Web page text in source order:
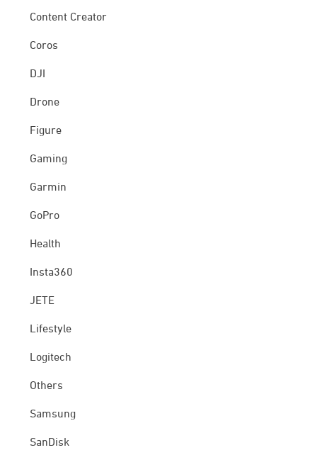
Content Creator
Coros
DJI
Drone
Figure
Gaming
Garmin
GoPro
Health
Insta360
JETE
Lifestyle
Logitech
Others
Samsung
SanDisk